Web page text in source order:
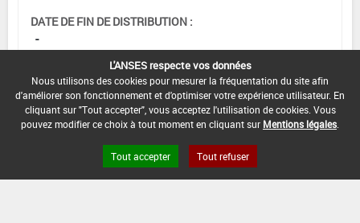
DATE DE FIN DE DISTRIBUTION :
-
DATE DE FIN D'UTILISATION :
-
L'ANSES respecte vos données
Nous utilisons des cookies pour mesurer la fréquentation du site afin
d'améliorer son fonctionnement et d'optimiser votre expérience utilisateur. En
cliquant sur "Tout accepter", vous acceptez l'utilisation de cookies. Vous
pouvez modifier ce choix à tout moment en cliquant sur Mentions légales
Tout accepter Tout refuser